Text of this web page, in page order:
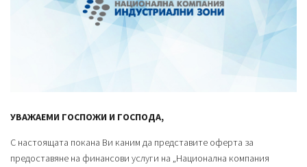
УВАЖАЕМИ ГОСПОЖИ И ГОСПОДА,
С настоящата покана Ви каним да представите оферта за
предоставяне на финансови услуги на „Национална компания